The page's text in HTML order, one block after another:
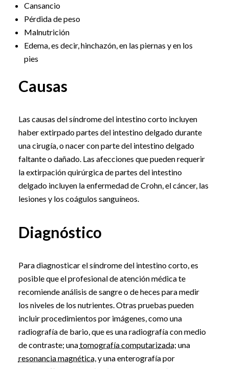
Cansancio
Pérdida de peso
Malnutrición
Edema, es decir, hinchazón, en las piernas y en los
pies
Causas
Las causas del síndrome del intestino corto incluyen
haber extirpado partes del intestino delgado durante
una cirugía, o nacer con parte del intestino delgado
faltante o dañado. Las afecciones que pueden requerir
la extirpación quirúrgica de partes del intestino
delgado incluyen la enfermedad de Crohn, el cáncer, las
lesiones y los coágulos sanguíneos.
Diagnóstico
Para diagnosticar el síndrome del intestino corto, es
posible que el profesional de atención médica te
recomiende análisis de sangre o de heces para medir
los niveles de los nutrientes. Otras pruebas pueden
incluir procedimientos por imágenes, como una
radiografía de bario, que es una radiografía con medio
de contraste; unatomografía computarizada; una
resonancia magnética, y una enterografía por